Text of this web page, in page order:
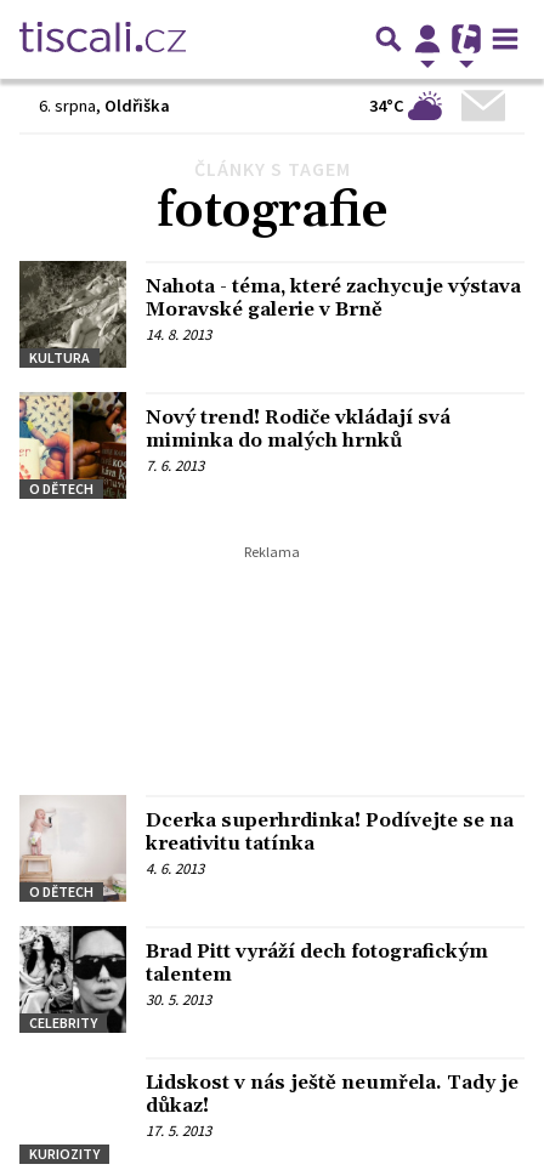
6. srpna, Oldřiška 34°C
ČLÁNKY S TAGEM
fotografie
KULTURA
Nahota - téma, které zachycuje výstava
Moravské galerie v Brně
14. 8. 2013
O DĚTECH
Nový trend! Rodiče vkládají svá
miminka do malých hrnků
7. 6. 2013
O DĚTECH
Dcerka superhrdinka! Podívejte se na
kreativitu tatínka
4. 6. 2013
CELEBRITY
Brad Pitt vyráží dech fotografickým
talentem
30. 5. 2013
KURIOZITY
Lidskost v nás ještě neumřela. Tady je
důkaz!
17. 5. 2013
Další